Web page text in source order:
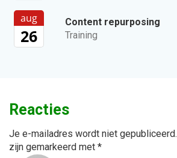
aug
26
Content repurposing
Training
Reacties
Je e-mailadres wordt niet gepubliceerd.
zijn gemarkeerd met *